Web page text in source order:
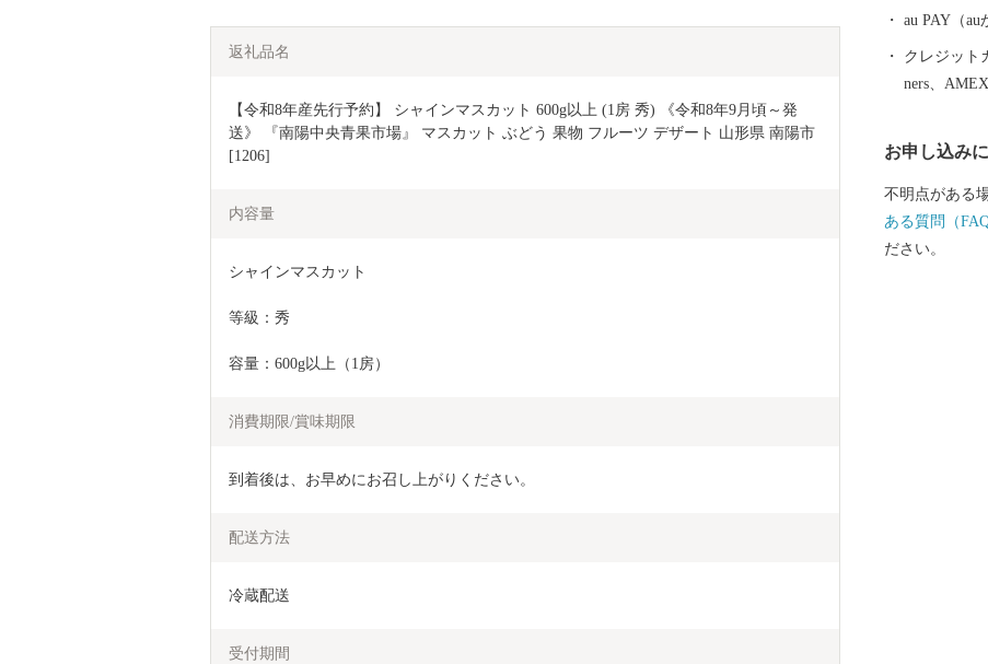
返礼品名
【令和8年産先行予約】 シャインマスカット 600g以上 (1房 秀) 《令和8年9月頃～発
送》 『南陽中央青果市場』 マスカット ぶどう 果物 フルーツ デザート 山形県 南陽市
[1206]
内容量
シャインマスカット
等級：秀
容量：600g以上（1房）
消費期限/賞味期限
到着後は、お早めにお召し上がりください。
配送方法
冷蔵配送
受付期間
au PAY（
クレジット
ners、AMEX
お申し込み
不明点がある
ある質問（FAQ
ださい。